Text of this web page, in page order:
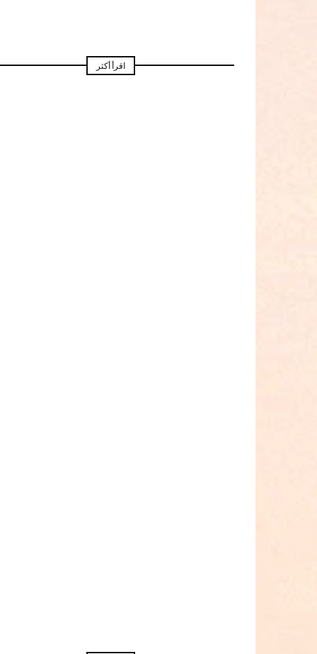
اقرأ أكثر